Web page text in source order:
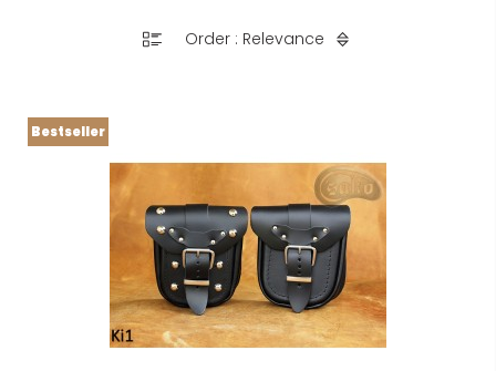
Order : Relevance
Bestseller